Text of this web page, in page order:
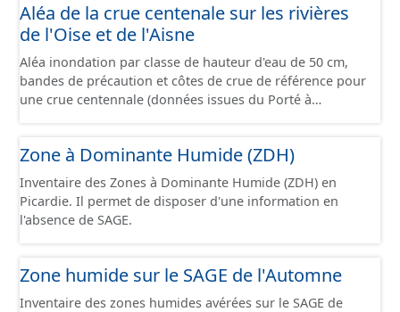
Aléa de la crue centenale sur les rivières
de l'Oise et de l'Aisne
Aléa inondation par classe de hauteur d'eau de 50 cm,
bandes de précaution et côtes de crue de référence pour
une crue centennale (données issues du Porté à
Zone à Dominante Humide (ZDH)
Inventaire des Zones à Dominante Humide (ZDH) en
Picardie. Il permet de disposer d'une information en
l'absence de SAGE.
Zone humide sur le SAGE de l'Automne
Inventaire des zones humides avérées sur le SAGE de